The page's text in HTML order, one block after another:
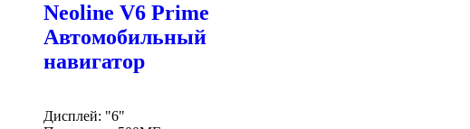
Neoline V6 Prime
Автомобильный
навигатор
Дисплей: "6"